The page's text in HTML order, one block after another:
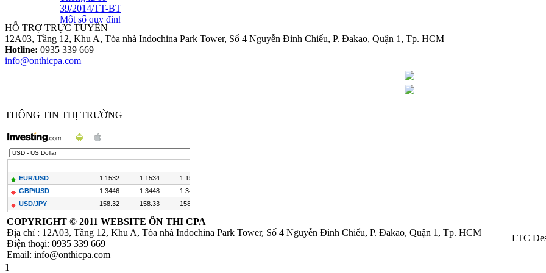
Một số quy định
mới về hóa đơn..
Loại Trừ Giao
Thông tư
10/2014/TT-
Quyết định
479/2004/QĐ-
Công Văn
HỖ TRỢ TRỰC TUYẾN
12A03, Tầng 12, Khu A, Tòa nhà Indochina Park Tower, Số 4 Nguyễn Đình Chiểu, P. Đakao, Quận 1, Tp. HCM
Hotline: 0935 339 669
info@onthicpa.com
THÔNG TIN THỊ TRƯỜNG
COPYRIGHT © 2011 WEBSITE ÔN THI CPA
Địa chỉ : 12A03, Tầng 12, Khu A, Tòa nhà Indochina Park Tower, Số 4 Nguyễn Đình Chiểu, P. Đakao, Quận 1, Tp. HCM
Điện thoại: 0935 339 669
Email: info@onthicpa.com
LTC
1